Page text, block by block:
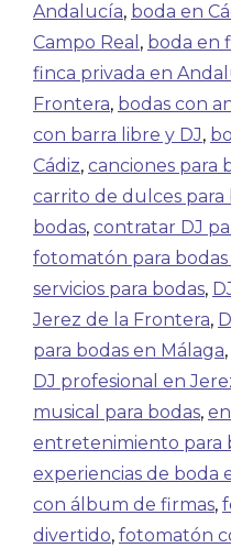
Andalucía, boda en
Campo Real , boda en
finca privada en
Frontera, bodas con
con barra libre y DJ,
Cádiz, canciones para
carrito de dulces para
bodas, contratar DJ
fotomatón para bodas
servicios para bodas,
Jerez de la Frontera,
para bodas en Málaga,
DJ profesional en
musical para bodas,
entretenimiento para
experiencias de boda
con álbum de firmas,
divertido, fotomatón